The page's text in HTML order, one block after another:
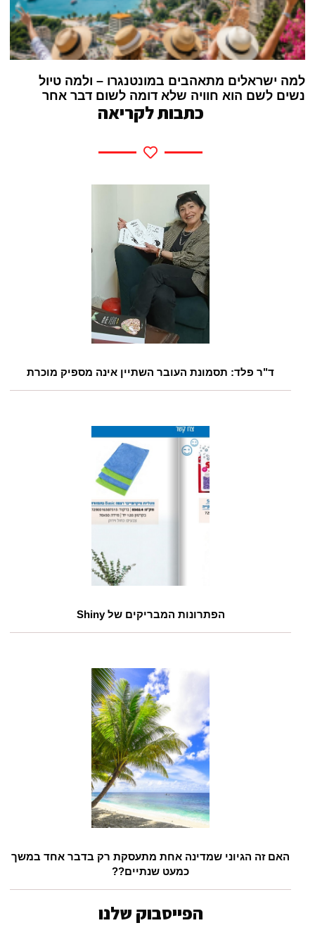
למה ישראלים מתאהבים במונטנגרו – ולמה טיול
נשים לשם הוא חוויה שלא דומה לשום דבר אחר
כתבות לקריאה
ד"ר פלד: תסמונת העובר השתיין אינה מספיק מוכרת
הפתרונות המבריקים של Shiny
האם זה הגיוני שמדינה אחת מתעסקת רק בדבר אחד במשך
כמעט שנתיים??
הפייסבוק שלנו